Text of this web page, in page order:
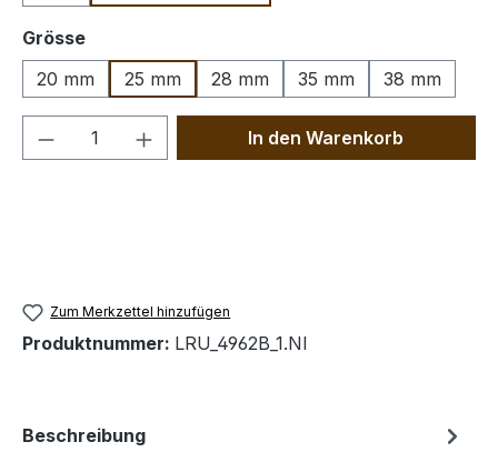
Grösseauswählen
20 mm
25 mm 28 mm 35 mm 38 mm
Produkt Anzahl: Gib denIn den Warenkorb
Zum Merkzettel hinzufügen
Produktnummer: LRU_4962B_1.NI
Beschreibung